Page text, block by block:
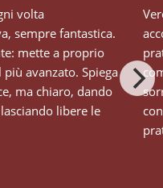
volta
sempre fantastica.
mette a proprio
avanzato. Spiega
ma chiaro, dando
libere le